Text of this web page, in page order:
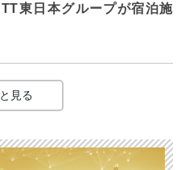
東日本グループが宿泊施
見る